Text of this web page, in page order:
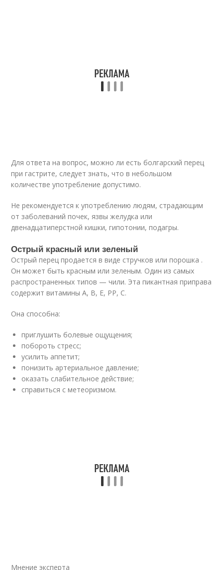
Для ответа на вопрос, можно ли есть болгарский перец
при гастрите, следует знать, что в небольшом
количестве употребление допустимо.
Не рекомендуется к употреблению людям, страдающим
от заболеваний почек, язвы желудка или
двенадцатиперстной кишки, гипотонии, подагры.
Острый красный или зеленый
Острый перец продается в виде стручков или порошка .
Он может быть красным или зеленым. Один из самых
распространенных типов — чили. Эта пикантная приправа
содержит витамины А, В, Е, РР, С.
Она способна:
приглушить болевые ощущения;
побороть стресс;
усилить аппетит;
понизить артериальное давление;
оказать слабительное действие;
справиться с метеоризмом.
Мнение эксперта